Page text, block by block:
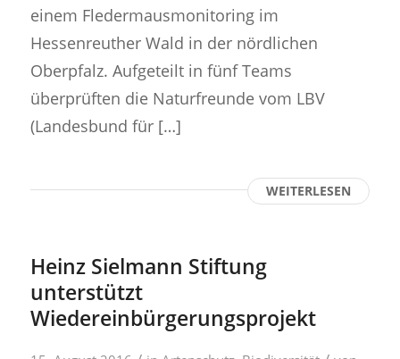
einem Fledermausmonitoring im
Hessenreuther Wald in der nördlichen
Oberpfalz. Aufgeteilt in fünf Teams
überprüften die Naturfreunde vom LBV
(Landesbund für […]
WEITERLESEN
Heinz Sielmann Stiftung
unterstützt
Wiedereinbürgerungsprojekt